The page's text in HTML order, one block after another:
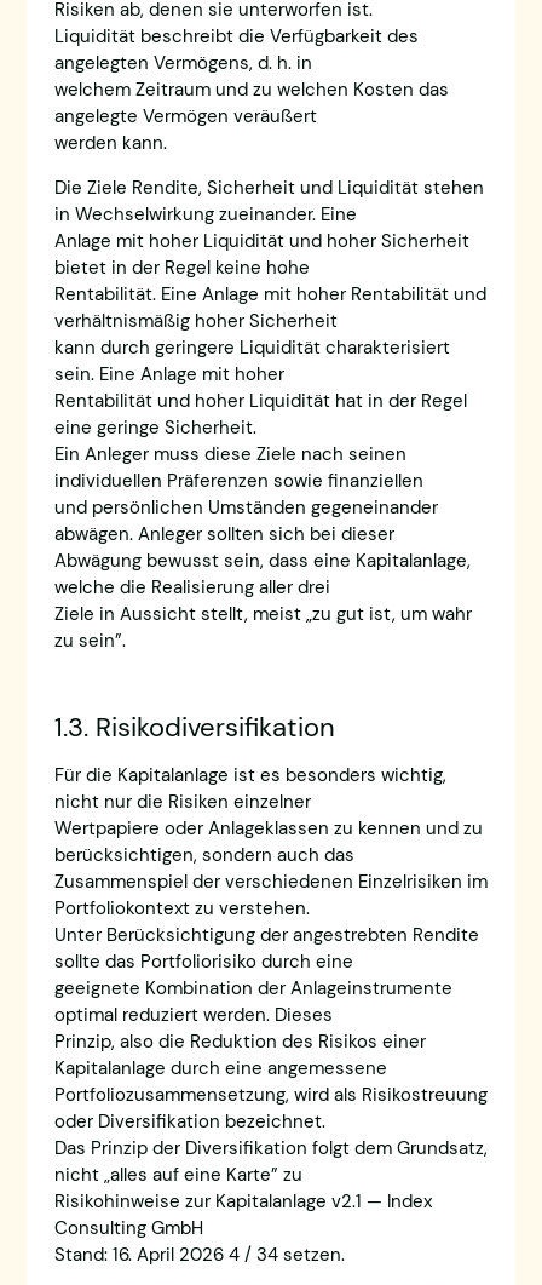
Risiken ab, denen sie unterworfen ist.
Liquidität beschreibt die Verfügbarkeit des
angelegten Vermögens, d. h. in
welchem Zeitraum und zu welchen Kosten das
angelegte Vermögen veräußert
werden kann.
‍Die Ziele Rendite, Sicherheit und Liquidität stehen
in Wechselwirkung zueinander. Eine
Anlage mit hoher Liquidität und hoher Sicherheit
bietet in der Regel keine hohe
Rentabilität. Eine Anlage mit hoher Rentabilität und
verhältnismäßig hoher Sicherheit
kann durch geringere Liquidität charakterisiert
sein. Eine Anlage mit hoher
Rentabilität und hoher Liquidität hat in der Regel
eine geringe Sicherheit.
Ein Anleger muss diese Ziele nach seinen
individuellen Präferenzen sowie finanziellen
und persönlichen Umständen gegeneinander
abwägen. Anleger sollten sich bei dieser
Abwägung bewusst sein, dass eine Kapitalanlage,
welche die Realisierung aller drei
Ziele in Aussicht stellt, meist „zu gut ist, um wahr
zu sein”.
1.3. Risikodiversifikation
Für die Kapitalanlage ist es besonders wichtig,
nicht nur die Risiken einzelner
Wertpapiere oder Anlageklassen zu kennen und zu
berücksichtigen, sondern auch das
Zusammenspiel der verschiedenen Einzelrisiken im
Portfoliokontext zu verstehen.
Unter Berücksichtigung der angestrebten Rendite
sollte das Portfoliorisiko durch eine
geeignete Kombination der Anlageinstrumente
optimal reduziert werden. Dieses
Prinzip, also die Reduktion des Risikos einer
Kapitalanlage durch eine angemessene
Portfoliozusammensetzung, wird als Risikostreuung
oder Diversifikation bezeichnet.
Das Prinzip der Diversifikation folgt dem Grundsatz,
nicht „alles auf eine Karte” zu
Risikohinweise zur Kapitalanlage v2.1 — Index
Consulting GmbH
Stand: 16. April 2026 4 / 34 setzen.